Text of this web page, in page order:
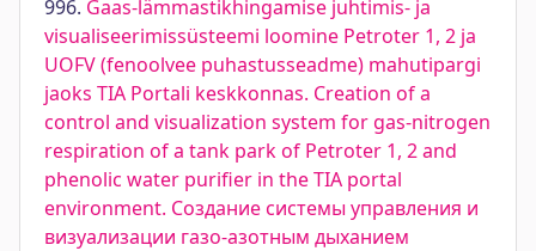
996. Gaas-lämmastikhingamise juhtimis- ja
visualiseerimissüsteemi loomine Petroter 1, 2 ja
UOFV (fenoolvee puhastusseadme) mahutipargi
jaoks TIA Portali keskkonnas. Creation of a
control and visualization system for gas-nitrogen
respiration of a tank park of Petroter 1, 2 and
phenolic water purifier in the TIA portal
environment. Создание системы управления и
визуализации газо-азотным дыханием